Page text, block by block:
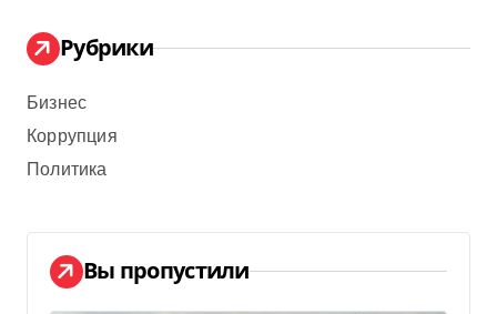
Рубрики
Бизнес
Коррупция
Политика
Вы пропустили